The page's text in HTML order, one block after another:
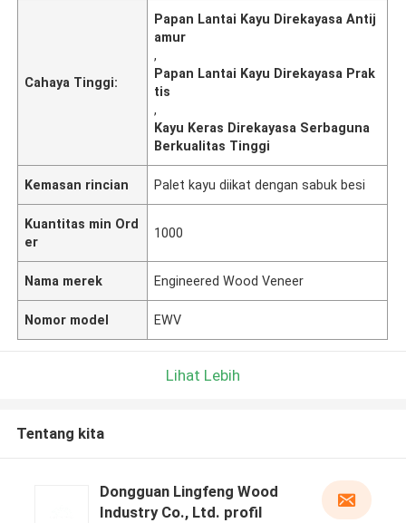
Cahaya Tinggi:
Papan Lantai Kayu Direkayasa Antij
amur
,
Papan Lantai Kayu Direkayasa Prak
tis
,
Kayu Keras Direkayasa Serbaguna
Berkualitas Tinggi
Kemasan rincian Palet kayu diikat dengan sabuk besi
Kuantitas min Ord
er
1000
Nama merek Engineered Wood Veneer
Nomor model EWV
Lihat Lebih
Tentang kita
Dongguan Lingfeng Wood
Industry Co., Ltd. profil